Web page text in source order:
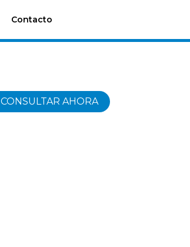
Contacto
CONSULTAR AHORA